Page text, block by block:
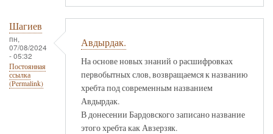
Шагиев
пн,
07/08/2024
- 05:32
Постоянная
ссылка
(Permalink)
Авдырдак.
На основе новых знаний о расшифровках
первобытных слов, возвращаемся к названию
хребта под современным названием
Авдырдак.
В донесении Бардовского записано название
этого хребта как Авзерзяк.